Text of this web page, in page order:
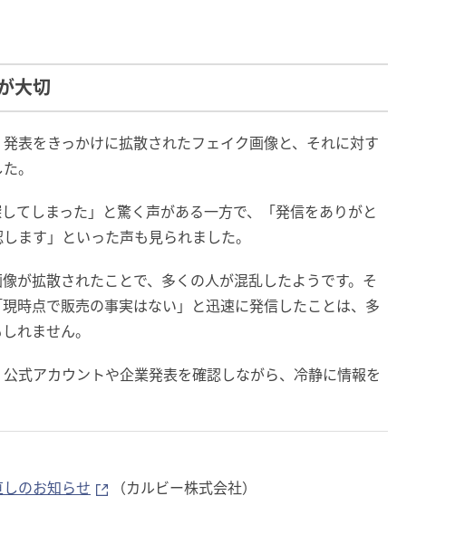
大切
表をきっかけに拡散されたフェイク画像と、それに対す
。
てしまった」と驚く声がある一方で、「発信をありがと
ます」といった声も見られました。
が拡散されたことで、多くの人が混乱したようです。そ
時点で販売の事実はない」と迅速に発信したことは、多
れません。
式アカウントや企業発表を確認しながら、冷静に情報を
のお知らせ
（カルビー株式会社）